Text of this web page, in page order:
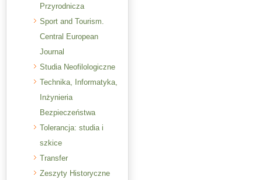
Przyrodnicza
Sport and Tourism.
Central European
Journal
Studia Neofilologiczne
Technika, Informatyka,
Inżynieria
Bezpieczeństwa
Tolerancja: studia i
szkice
Transfer
Zeszyty Historyczne